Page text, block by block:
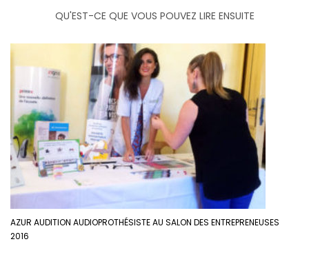
QU'EST-CE QUE VOUS POUVEZ LIRE ENSUITE
AZUR AUDITION AUDIOPROTHÉSISTE AU SALON DES ENTREPRENEUSES
2016